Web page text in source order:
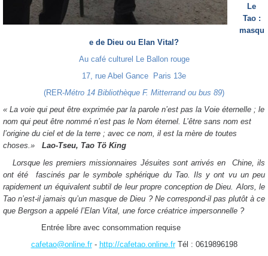
Le
Tao :
masqu
e de Dieu ou Elan Vital?
Au café culturel Le Ballon rouge
17, rue Abel Gance Paris 13e
(RER-Métro 14 Bibliothèque F. Mitterrand ou bus 89)
« La voie qui peut être exprimée par la parole n’est pas la Voie éternelle ; le
nom qui peut être nommé n’est pas le Nom éternel. L’être sans nom est
l’origine du ciel et de la terre ; avec ce nom, il est la mère de toutes
choses.» Lao-Tseu, Tao Tö King
Lorsque les premiers missionnaires Jésuites sont arrivés en Chine, ils
ont été fascinés par le symbole sphérique du Tao. Ils y ont vu un peu
rapidement un équivalent subtil de leur propre conception de Dieu. Alors, le
Tao n’est-il jamais qu’un masque de Dieu ? Ne correspond-il pas plutôt à ce
que Bergson a appelé l’Elan Vital, une force créatrice impersonnelle ?
Entrée libre avec consommation requise
cafetao@online.fr- http://cafetao.online.fr Tél : 0619896198